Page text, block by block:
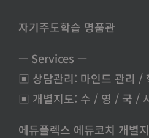
자기주도학습 명품관
— Services —
▣ 상담관리: 마인드 관리 /
▣ 개별지도: 수 / 영 / 국 /
에듀플렉스 에듀코치 개별